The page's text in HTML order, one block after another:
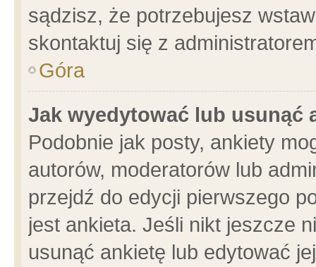
sądzisz, że potrzebujesz
skontaktuj się z
Góra
Jak wyedytować lub usunąć
Podobnie jak posty, ankiety
autorów, moderatorów lub
przejdź do edycji pierwszego
jest ankieta. Jeśli nikt jeszcze
usunąć ankietę lub edytować